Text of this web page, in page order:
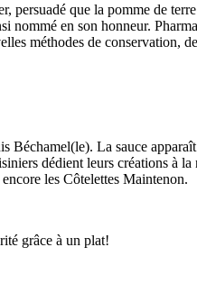
que la pomme de
en son honneur.
méthodes de conservation,
La sauce
dédient leurs créations à
les Côtelettes Maintenon.
grâce à un plat!